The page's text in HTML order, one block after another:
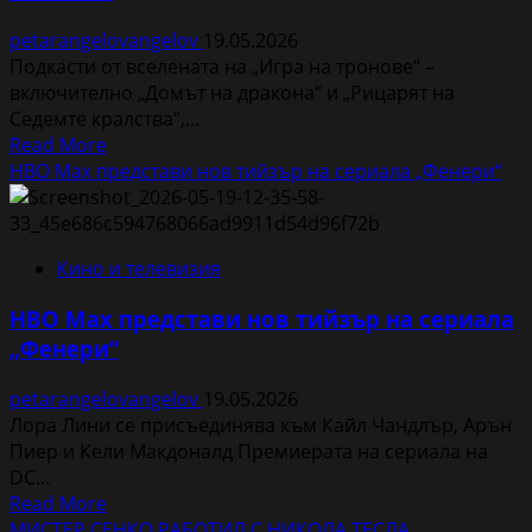
Чарли
Чаплин“
в
София
petarangelovangelov 19.05.2026
Подкасти от вселената на „Игра на тронове“ –
включително „Домът на дракона“ и „Рицарят на
Седемте кралства“,...
Read MoreRead
more
about
Подкасти
„Игра
тронове“,
„Хари
и
още
любими
идват
HBO Max представи нов тийзър на сериала „Фенери“
Кино и телевизия
HBO Max представи нов тийзър на сериала
„Фенери“
petarangelovangelov 19.05.2026
Лора Лини се присъединява към Кайл Чандлър, Арън
Пиер и Кели Макдоналд Премиерата на сериала на
DC...
Read MoreRead